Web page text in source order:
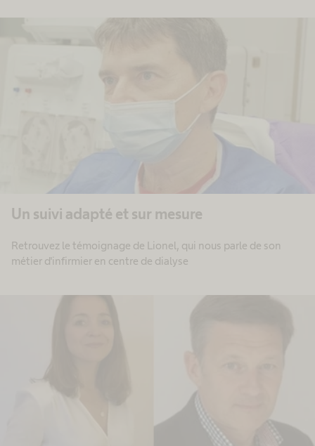
Un suivi adapté et sur mesure
Retrouvez le témoignage de Lionel, qui nous parle de son
métier d'infirmier en centre de dialyse